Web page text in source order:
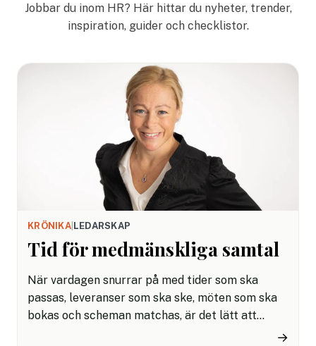
Jobbar du inom HR? Här hittar du nyheter, trender,
inspiration, guider och checklistor.
KRÖNIKA| LEDARSKAP
Tid för medmänskliga samtal
När vardagen snurrar på med tider som ska
passas, leveranser som ska ske, möten som ska
bokas och scheman matchas, är det lätt att
→